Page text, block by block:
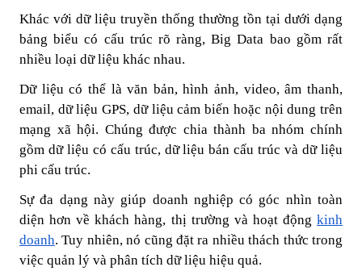
Khác với dữ liệu truyền thống thường tồn tại dưới dạng
bảng biểu có cấu trúc rõ ràng, Big Data bao gồm rất
nhiều loại dữ liệu khác nhau.
Dữ liệu có thể là văn bản, hình ảnh, video, âm thanh,
email, dữ liệu GPS, dữ liệu cảm biến hoặc nội dung trên
mạng xã hội. Chúng được chia thành ba nhóm chính
gồm dữ liệu có cấu trúc, dữ liệu bán cấu trúc và dữ liệu
phi cấu trúc.
Sự đa dạng này giúp doanh nghiệp có góc nhìn toàn
diện hơn về khách hàng, thị trường và hoạt động kinh
doanh. Tuy nhiên, nó cũng đặt ra nhiều thách thức trong
việc quản lý và phân tích dữ liệu hiệu quả.